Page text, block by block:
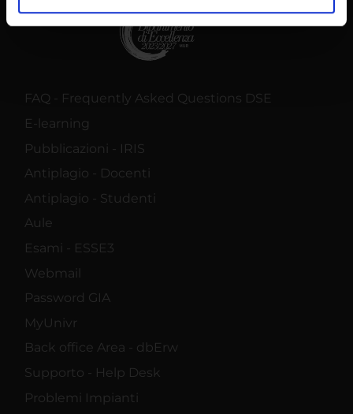
analizzare il nostro traffico. Condividiamo inoltre
informazioni sul modo in cui utilizzi il nostro sito con i
nostri partner che si occupano di analisi dei dati web,
raccolto dal tuo utilizzo dei loro servizi.
FAQ - Frequently Asked Questions DSE
E-learning
Pubblicazioni - IRIS
Antiplagio - Docenti
Antiplagio - Studenti
Aule
Esami - ESSE3
Webmail
Password GIA
MyUnivr
Back office Area - dbErw
Supporto - Help Desk
Problemi Impianti